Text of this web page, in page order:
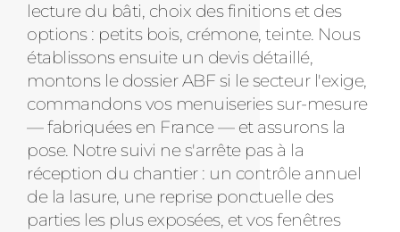
lecture du bâti, choix des finitions et des
options : petits bois, crémone, teinte. Nous
établissons ensuite un devis détaillé,
montons le dossier ABF si le secteur l'exige,
commandons vos menuiseries sur-mesure
— fabriquées en France — et assurons la
pose. Notre suivi ne s'arrête pas à la
réception du chantier : un contrôle annuel
de la lasure, une reprise ponctuelle des
parties les plus exposées, et vos fenêtres